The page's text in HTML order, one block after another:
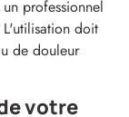
professionnel
doit
de douleur
votre